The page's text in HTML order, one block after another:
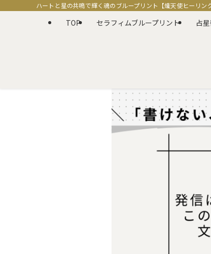
ハートと星の共鳴で輝く魂のブループリント【熾天使ヒーリン
TOP セラフィムブループリント 占